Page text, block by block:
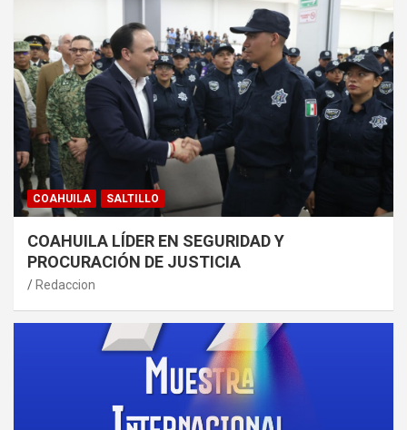
COAHUILA SALTILLO
COAHUILA LÍDER EN SEGURIDAD Y
PROCURACIÓN DE JUSTICIA
Redaccion